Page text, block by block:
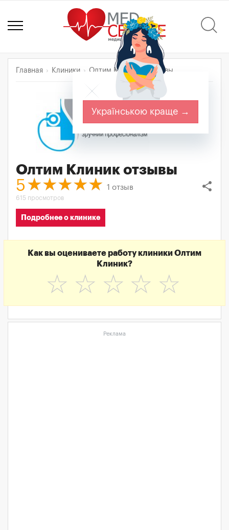
Главная Клиники Олтим Клиник Отзывы
Олтим Клиник отзывы
share
5 1 отзыв
615 просмотров
Подробнее о клинике
Как вы оцениваете работу клиники Олтим
Клиник?
☆
☆
☆
☆
☆
Реклама
Українською краще →